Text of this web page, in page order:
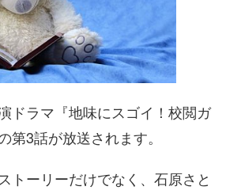
ドラマ『地味にスゴイ！校閲ガ
第3話が放送されます。
トーリーだけでなく、石原さと